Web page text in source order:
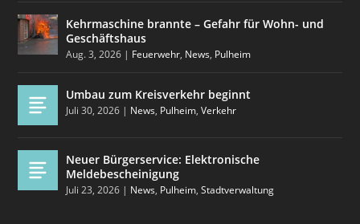
Kehrmaschine brannte – Gefahr für Wohn- und
Geschäftshaus
Aug. 3, 2026 | Feuerwehr, News, Pulheim
Umbau zum Kreisverkehr beginnt
Juli 30, 2026 | News, Pulheim,Verkehr
Neuer Bürgerservice: Elektronische
Meldebescheinigung
Juli 23, 2026 | News, Pulheim,Stadtverwaltung